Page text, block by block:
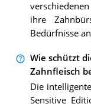
ihre
Bedürfnisse
Wie schützt
Zahnfleisch
Die
Sensitive